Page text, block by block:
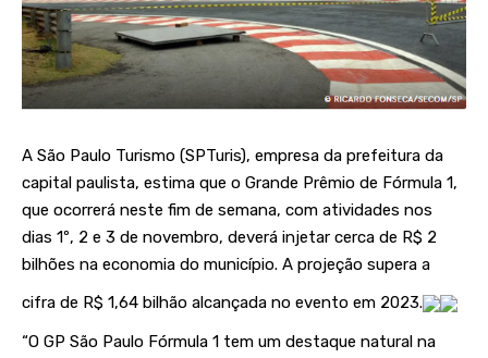
A São Paulo Turismo (SPTuris), empresa da prefeitura da
capital paulista, estima que o Grande Prêmio de Fórmula 1,
que ocorrerá neste fim de semana, com atividades nos
dias 1º, 2 e 3 de novembro, deverá injetar cerca de R$ 2
bilhões na economia do município. A projeção supera a
cifra de R$ 1,64 bilhão alcançada no evento em 2023.
“O GP São Paulo Fórmula 1 tem um destaque natural na